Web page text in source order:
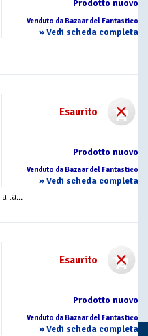
Prodotto nuovo
Venduto da Bazaar del Fantastico
» Vedi scheda completa
Esaurito
Prodotto nuovo
Venduto da Bazaar del Fantastico
» Vedi scheda completa
la...
Esaurito
Prodotto nuovo
Venduto da Bazaar del Fantastico
» Vedi scheda completa